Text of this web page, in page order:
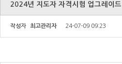
2024년 지도자 자격시험 업그레이드
작성자 최고관리자 24-07-09 09:23